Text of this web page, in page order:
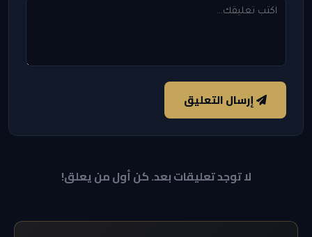
إرسال التعليق
لا توجد تعليقات بعد. كن أول من يعلق!